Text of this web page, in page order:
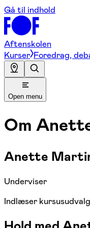
Gå til indhold
Aftenskolen
Kurser Foredrag,
Open menu
Om
Anette
Underviser
Indlæser kursusudvalg